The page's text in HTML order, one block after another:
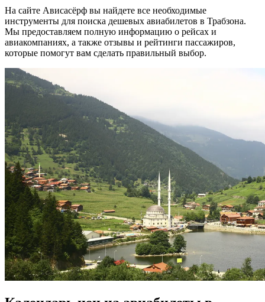
На сайте Ависасёрф вы найдете все необходимые
инструменты для поиска дешевых авиабилетов в Трабзона.
Мы предоставляем полную информацию о рейсах и
авиакомпаниях, а также отзывы и рейтинги пассажиров,
которые помогут вам сделать правильный выбор.